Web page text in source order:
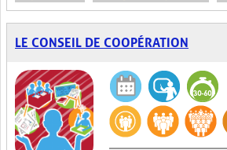
LE CONSEIL DE COOPÉRATION